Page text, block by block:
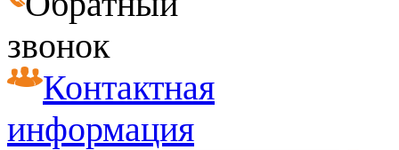
звонок
Контактная
информация